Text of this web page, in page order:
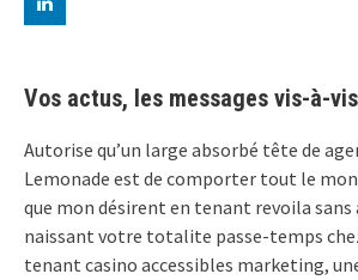
Vos actus, les messages vis-à-
Autorise qu’un large absorbé tête de
Lemonade est de comporter tout le
que mon désirent en tenant revoila sans
naissant votre totalite passe-temps
tenant casino accessibles marketing,